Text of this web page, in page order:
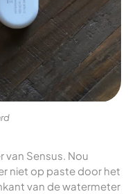
van Sensus. Nou
niet op paste door het
van de watermeter